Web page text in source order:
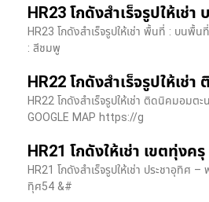
HR23 โกดังสำเร็จรูปให้เช่
HR23 โกดังสำเร็จรูปให้เช่า พื้นที่ : บนพื้น
: สีชมพู
HR22 โกดังสำเร็จรูปให้เช่
HR22 โกดังสำเร็จรูปให้เช่า ติดนิคมอมต
GOOGLE MAP https://g
HR21 โกดังให้เช่า เขตทุ่งค
HR21 โกดังสำเร็จรูปให้เช่า ประชาอุทิศ
ทุิศ54 &#